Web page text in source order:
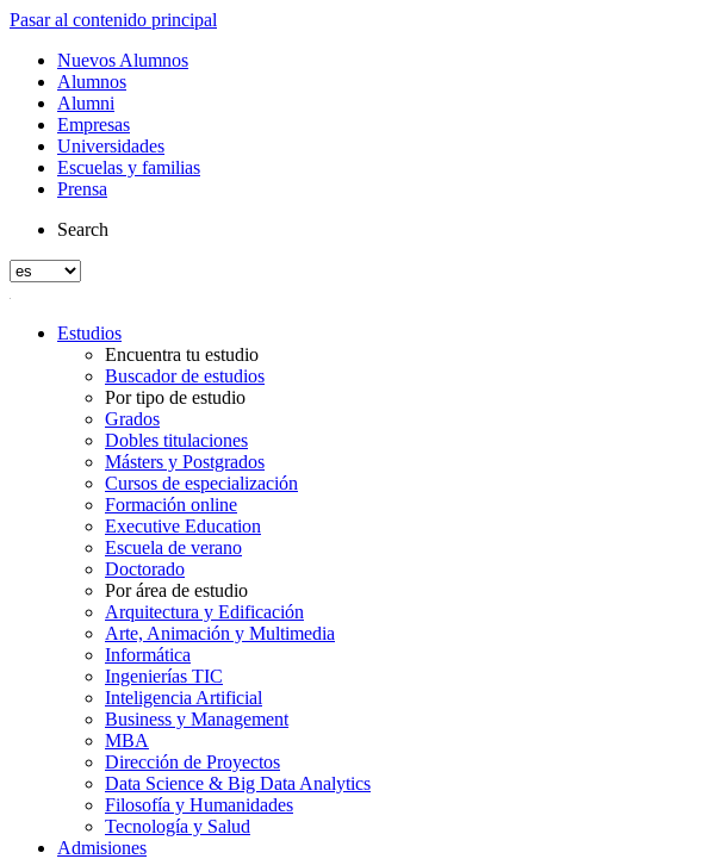
Pasar al contenido principal
Nuevos Alumnos
Alumnos
Alumni
Empresas
Universidades
Escuelas y familias
Prensa
Search
Estudios
Encuentra tu estudio
Buscador de estudios
Por tipo de estudio
Grados
Dobles titulaciones
Másters y Postgrados
Cursos de especialización
Formación online
Executive Education
Escuela de verano
Doctorado
Por área de estudio
Arquitectura y Edificación
Arte, Animación y Multimedia
Informática
Ingenierías TIC
Inteligencia Artificial
Business y Management
MBA
Dirección de Proyectos
Data Science & Big Data Analytics
Filosofía y Humanidades
Tecnología y Salud
Admisiones